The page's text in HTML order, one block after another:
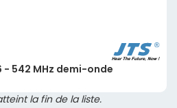
- 542 MHz demi-onde
la fin de la liste.